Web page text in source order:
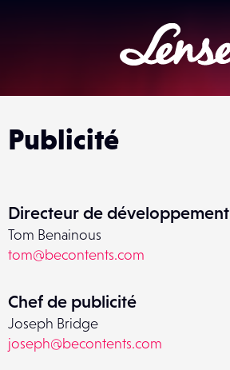
Publicité
Directeur de développement
Tom Benainous
tom@becontents.com
Chef de publicité
Joseph Bridge
joseph@becontents.com